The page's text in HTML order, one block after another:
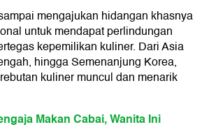
mengajukan hidangan khasnya
untuk mendapat perlindungan
kepemilikan kuliner. Dari Asia
hingga Semenanjung Korea,
kuliner muncul dan menarik
Makan Cabai, Wanita Ini